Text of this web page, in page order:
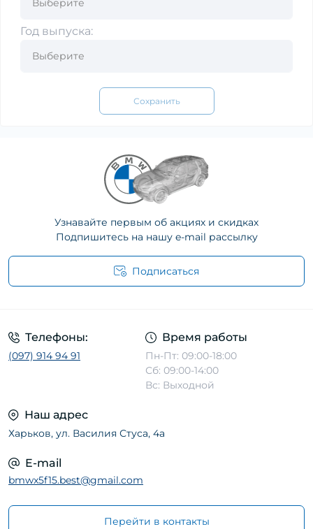
Год выпуска:
Сохранить
Узнавайте первым об акциях и скидках
Подпишитесь на нашу e-mail рассылку
Подписаться
Телефоны:
(097) 914 94 91
Время работы
Пн-Пт: 09:00-18:00
Сб: 09:00-14:00
Вс: Выходной
Наш адрес
Харьков, ул. Василия Стуса, 4а
E-mail
bmwx5f15.best@gmail.com
Перейти в контакты